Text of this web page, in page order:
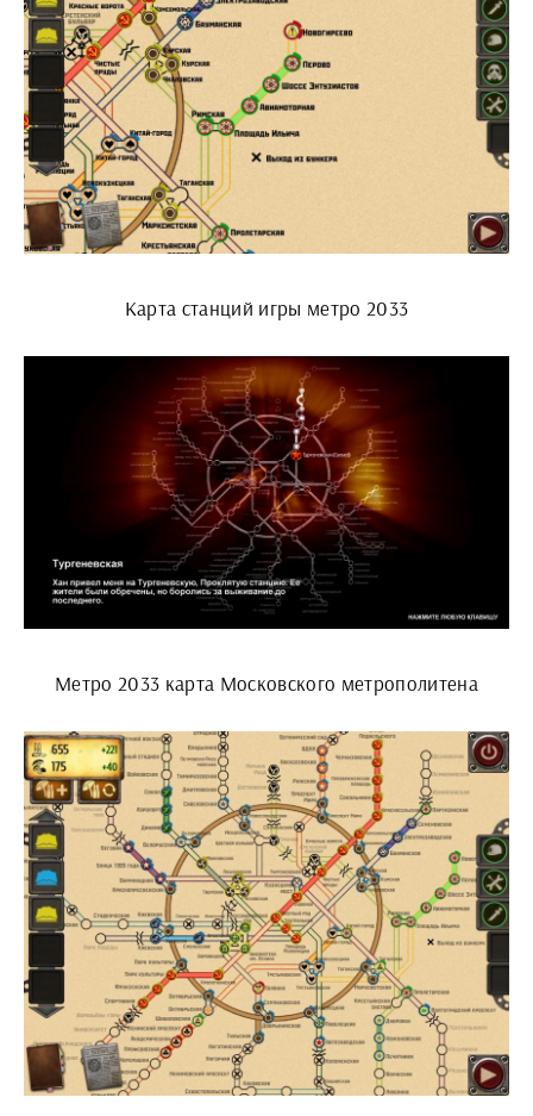
Карта станций игры метро 2033
Метро 2033 карта Московского метрополитена